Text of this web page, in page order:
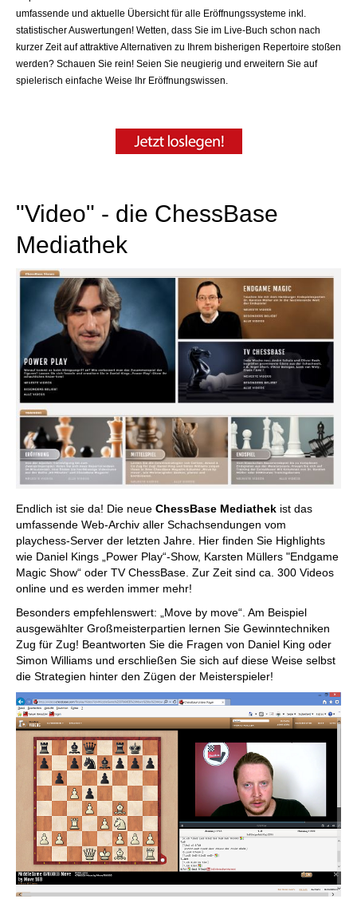
umfassende und aktuelle Übersicht für alle Eröffnungssysteme inkl.
statistischer Auswertungen! Wetten, dass Sie im Live-Buch schon nach
kurzer Zeit auf attraktive Alternativen zu Ihrem bisherigen Repertoire stoßen
werden? Schauen Sie rein! Seien Sie neugierig und erweitern Sie auf
spielerisch einfache Weise Ihr Eröffnungswissen.
"Video" - die ChessBase
Mediathek
Endlich ist sie da! Die neue ChessBase Mediathek ist das
umfassende Web-Archiv aller Schachsendungen vom
playchess-Server der letzten Jahre. Hier finden Sie Highlights
wie Daniel Kings „Power Play“-Show, Karsten Müllers "Endgame
Magic Show“ oder TV ChessBase. Zur Zeit sind ca. 300 Videos
online und es werden immer mehr!
Besonders empfehlenswert: „Move by move“. Am Beispiel
ausgewählter Großmeisterpartien lernen Sie Gewinntechniken
Zug für Zug! Beantworten Sie die Fragen von Daniel King oder
Simon Williams und erschließen Sie sich auf diese Weise selbst
die Strategien hinter den Zügen der Meisterspieler!